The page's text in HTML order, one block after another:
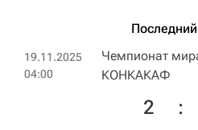
19.11.2025
04:00
Чемпионат
КОНКАКАФ
2 :